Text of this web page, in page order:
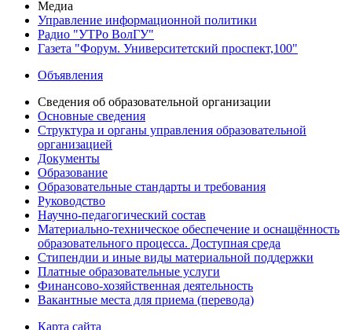
Медиа
Управление информационной политики
Радио "УТРо ВолГУ"
Газета "Форум. Университетский проспект,100"
Объявления
Сведения об образовательной организации
Основные сведения
Структура и органы управления образовательной
организацией
Документы
Образование
Образовательные стандарты и требования
Руководство
Научно-педагогический состав
Материально-техническое обеспечение и оснащённость
образовательного процесса. Доступная среда
Стипендии и иные виды материальной поддержки
Платные образовательные услуги
Финансово-хозяйственная деятельность
Вакантные места для приема (перевода)
Карта сайта